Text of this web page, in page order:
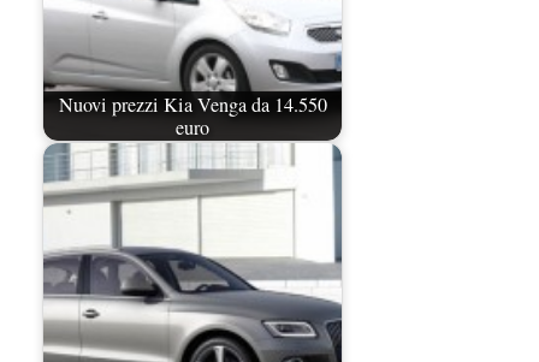
Nuovi prezzi Kia Venga da 14.550
euro